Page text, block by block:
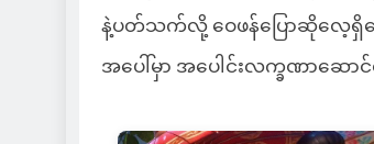
နဲ့ပတ်သက်လို့ ဝေဖန်ပြောဆိုလေ့
အပေါ်မှာ အပေါင်းလက္ခဏာဆ